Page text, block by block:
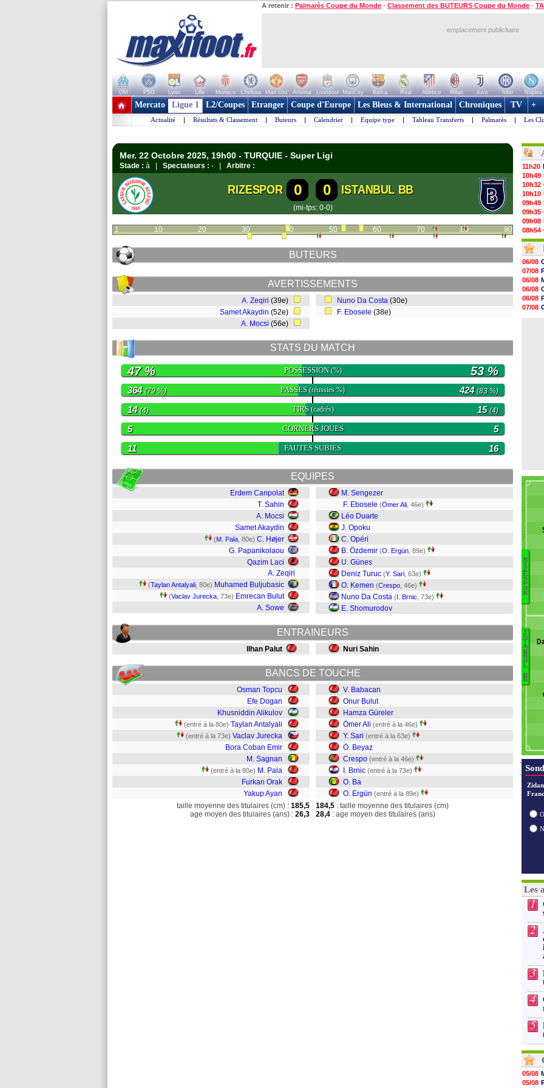
A retenir : Palmarès Coupe du Monde - Classement des BUTEURS Coupe du Monde -
emplacement publicitaire
OM PSG Lyon Lille Monaco Chelsea Man Utd Arsenal Liverpool ManCity Barca Real Atletico Milan Juve Inter Naples
+ de clubs
Mercato Ligue 1 L2/Coupes Etranger Coupe d'Europe Les Bleus & International Chroniques TV +
Actualité | Résultats & Classement | Buteurs | Calendrier | Equipe type | Tableau Transferts | Palmarès | Les
Mer. 22 Octobre 2025, 19h00 - TURQUIE - Super Ligi
Stade : à | Spectateurs : - | Arbitre :
RIZESPOR 0 0 ISTANBUL BB
(mi-tps: 0-0)
1 10 20 30 40 50 60 70 80 90
BUTEURS
AVERTISSEMENTS
A. Zeqiri (39e)
Samet Akaydin (52e)
A. Mocsi (56e)
Nuno Da Costa (30e)
F. Ebosele (38e)
STATS DU MATCH
POSSESSION(%)
47 % 53 %
PASSES(réussies %)
364 (79 %) 424 (83 %)
TIRS(cadrés)
14 (4) 15(4)
CORNERS JOUES
5 5
FAUTES SUBIES
11 16
EQUIPES
Erdem Canpolat
T. Sahin
A. Mocsi
Samet Akaydin
(M. Pala , 80e) C. Højer
G. Papanikolaou
Qazim Laci
A. Zeqiri
(Taylan Antalyali , 80e) Muhamed Buljubasic
(Vaclav Jurecka , 73e) Emrecan Bulut
A. Sowe
M. Sengezer
F. Ebosele (Ömer Ali , 46e)
Léo Duarte
J. Opoku
C. Opéri
B. Özdemir (O. Ergün , 89e)
U. Günes
Deniz Turuc (Y. Sari , 63e)
O. Kemen (Crespo , 46e)
Nuno Da Costa (I. Brnic , 73e)
E. Shomurodov
ENTRAINEURS
Ilhan Palut Nuri Sahin
BANCS DE TOUCHE
Osman Topcu
Efe Dogan
Khusniddin Alikulov
(entré à la 80e) Taylan Antalyali
(entré à la 73e) Vaclav Jurecka
Bora Coban Emir
M. Sagnan
(entré à la 80e) M. Pala
Furkan Orak
Yakup Ayan
V. Babacan
Onur Bulut
Hamza Güreler
Ömer Ali (entré à la 46e)
Y. Sari (entré à la 63e)
Ö. Beyaz
Crespo (entré à la 46e)
I. Brnic (entré à la 73e)
O. Ba
O. Ergün (entré à la 89e)
taille moyenne des titulaires (cm) : 185,5
age moyen des titulaires (ans) : 26,3
184,5 : taille moyenne des titulaires (cm)
28,4 : age moyen des titulaires (ans)
11h20
10h49
10h32
10h10
09h49
09h35
09h08
08h54
08h32
07/08
07/08
07/08
07/08
07/08
07/08
07/08
07/08
06/08
07/08
06/08
06/08
06/08
07/08
R
I
Z
E
S
P
O
R
I
S
T
A
N
B
U
L
B
B
Les
1
2
3
4
5
05/08
05/08